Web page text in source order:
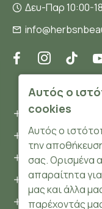
Δευ-Παρ 10:00-
Όροι και
Προσωπικά
Ασφάλεια
Τρόποι
Τρόποι
Αυτός ο
cookies
Αυτός ο
την
σας. Ορισμένα
απαραίτητα
μας και άλλα
παρέχοντάς